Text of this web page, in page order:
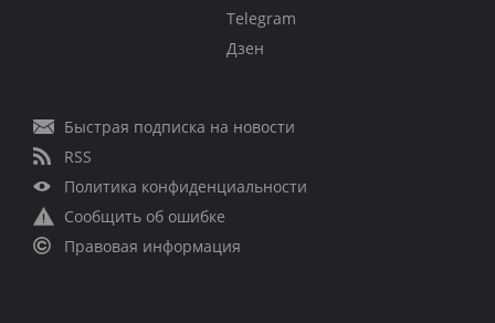
Telegram
Дзен
Быстрая подписка на новости
RSS
Политика конфиденциальности
Сообщить об ошибке
Правовая информация